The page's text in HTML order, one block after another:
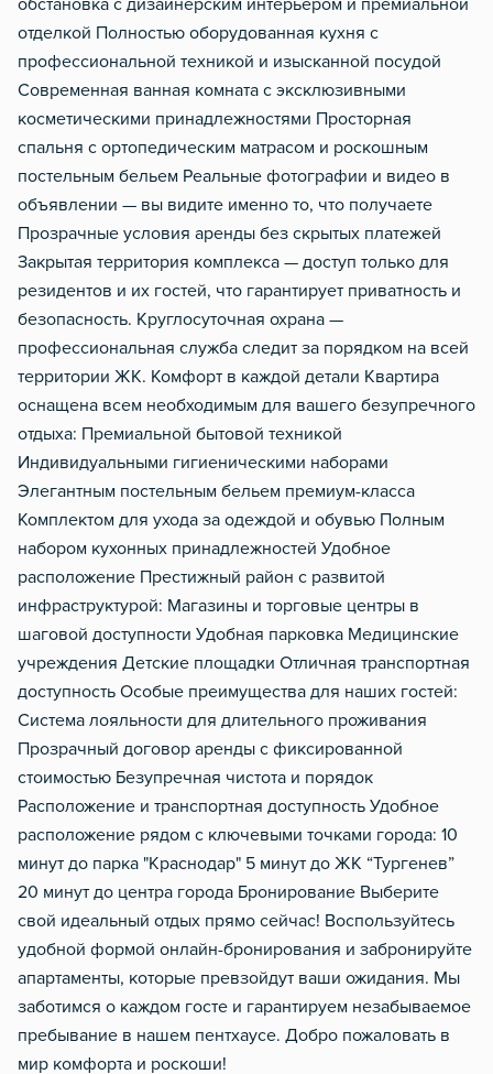
обстановка с дизайнерским интерьером и премиальной
отделкой Полностью оборудованная кухня с
профессиональной техникой и изысканной посудой
Современная ванная комната с эксклюзивными
косметическими принадлежностями Просторная
спальня с ортопедическим матрасом и роскошным
постельным бельем Реальные фотографии и видео в
объявлении — вы видите именно то, что получаете
Прозрачные условия аренды без скрытых платежей
Закрытая территория комплекса — доступ только для
резидентов и их гостей, что гарантирует приватность и
безопасность. Круглосуточная охрана —
профессиональная служба следит за порядком на всей
территории ЖК. Комфорт в каждой детали Квартира
оснащена всем необходимым для вашего безупречного
отдыха: Премиальной бытовой техникой
Индивидуальными гигиеническими наборами
Элегантным постельным бельем премиум-класса
Комплектом для ухода за одеждой и обувью Полным
набором кухонных принадлежностей Удобное
расположение Престижный район с развитой
инфраструктурой: Магазины и торговые центры в
шаговой доступности Удобная парковка Медицинские
учреждения Детские площадки Отличная транспортная
доступность Особые преимущества для наших гостей:
Система лояльности для длительного проживания
Прозрачный договор аренды с фиксированной
стоимостью Безупречная чистота и порядок
Расположение и транспортная доступность Удобное
расположение рядом с ключевыми точками города: 10
минут до парка "Краснодар" 5 минут до ЖК “Тургенев”
20 минут до центра города Бронирование Выберите
свой идеальный отдых прямо сейчас! Воспользуйтесь
удобной формой онлайн-бронирования и забронируйте
апартаменты, которые превзойдут ваши ожидания. Мы
заботимся о каждом госте и гарантируем незабываемое
пребывание в нашем пентхаусе. Добро пожаловать в
мир комфорта и роскоши!